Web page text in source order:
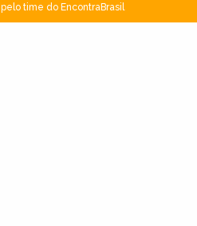
pelo time do EncontraBrasil